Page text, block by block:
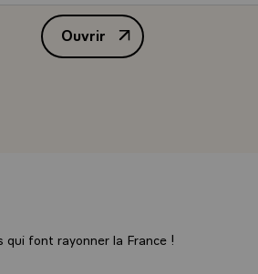
Allemagne, c'est la leçon que je
mais aussi devant la presse
j'exprime ce que je pense, c'est
est grande, il est intéressant
d'autres fois - bien entendu ils se
Ouvrir
Allocution de M. François
qui font rayonner la France !